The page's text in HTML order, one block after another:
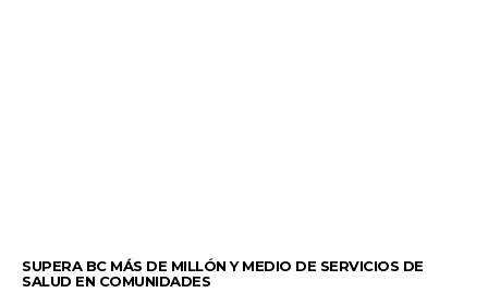
SUPERA BC MÁS DE MILLÓN Y MEDIO DE SERVICIOS DE
SALUD EN COMUNIDADES